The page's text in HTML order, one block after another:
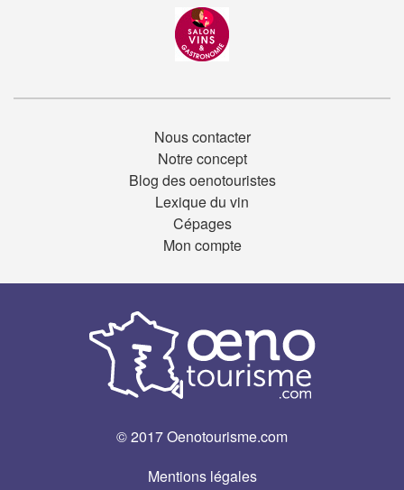
Nous contacter
Notre concept
Blog des oenotouristes
Lexique du vin
Cépages
Mon compte
© 2017 Oenotourisme.com
Mentions légales